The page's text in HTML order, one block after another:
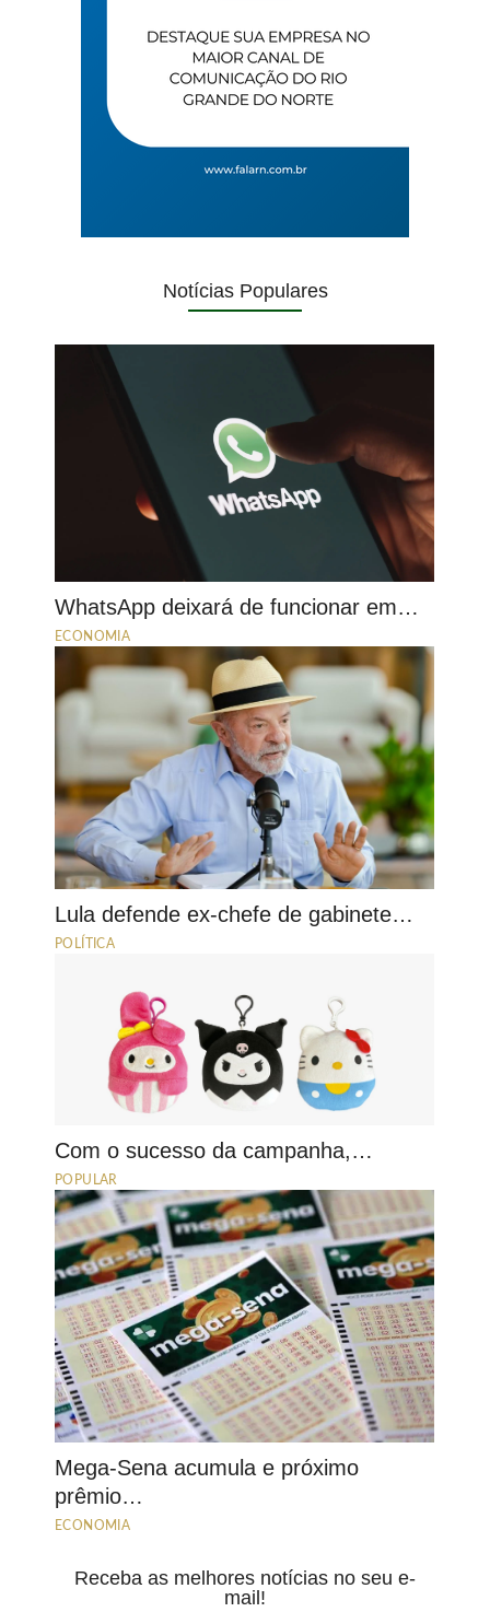
Notícias Populares
WhatsApp deixará de funcionar em…
ECONOMIA
Lula defende ex-chefe de gabinete…
POLÍTICA
Com o sucesso da campanha,…
POPULAR
Mega-Sena acumula e próximo
prêmio…
ECONOMIA
Receba as melhores notícias no seu e-
mail!